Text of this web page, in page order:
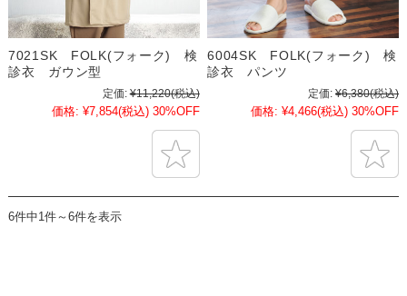
7021SK FOLK(フォーク) 検
診衣 ガウン型
定価: ¥11,220(税込)
価格: ¥7,854(税込) 30%OFF
6004SK FOLK(フォーク) 検
診衣 パンツ
定価: ¥6,380(税込)
価格: ¥4,466(税込) 30%OFF
6件中1件～6件を表示